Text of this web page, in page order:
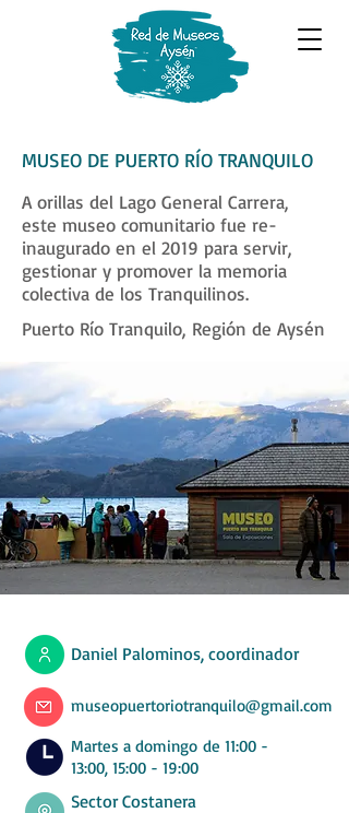
MUSEO DE PUERTO RÍO TRANQUILO
A orillas del Lago General Carrera,
este museo comunitario fue re-
inaugurado en el 2019 para servir,
gestionar y promover la memoria
colectiva de los Tranquilinos.
Puerto Río Tranquilo, Región de Aysén
Daniel Palominos, coordinador
museopuertoriotranquilo@gmail.com
Martes a domingo de 11:00 -
13:00, 15:00 - 19:00
Sector Costanera